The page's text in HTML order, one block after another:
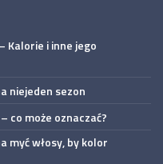
Kalorie i inne jego
niejeden sezon
co może oznaczać?
myć włosy, by kolor